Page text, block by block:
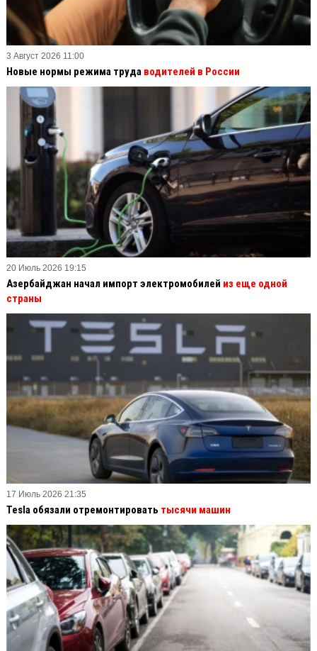
3 Август 2026 11:00
Новые нормы режима труда водителей в России
20 Июль 2026 19:15
Азербайджан начал импорт электромобилей из еще одной
страны
17 Июль 2026 21:35
Tesla обязали отремонтировать тысячи машин